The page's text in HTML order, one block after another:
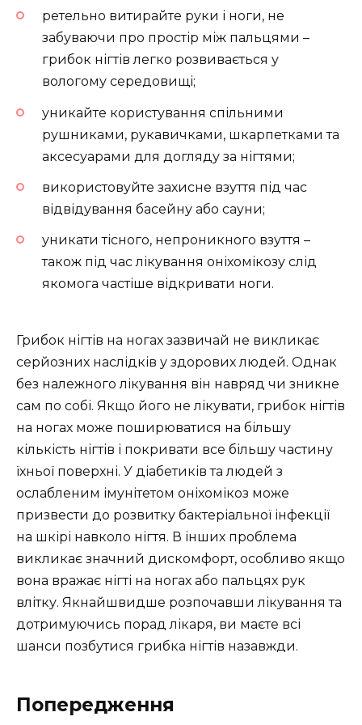
ретельно витирайте руки і ноги, не
забуваючи про простір між пальцями –
грибок нігтів легко розвивається у
вологому середовищі;
уникайте користування спільними
рушниками, рукавичками, шкарпетками та
аксесуарами для догляду за нігтями;
використовуйте захисне взуття під час
відвідування басейну або сауни;
уникати тісного, непроникного взуття –
також під час лікування оніхомікозу слід
якомога частіше відкривати ноги.
Грибок нігтів на ногах зазвичай не викликає
серйозних наслідків у здорових людей. Однак
без належного лікування він навряд чи зникне
сам по собі. Якщо його не лікувати, грибок нігтів
на ногах може поширюватися на більшу
кількість нігтів і покривати все більшу частину
їхньої поверхні. У діабетиків та людей з
ослабленим імунітетом оніхомікоз може
призвести до розвитку бактеріальної інфекції
на шкірі навколо нігтя. В інших проблема
викликає значний дискомфорт, особливо якщо
вона вражає нігті на ногах або пальцях рук
влітку. Якнайшвидше розпочавши лікування та
дотримуючись порад лікаря, ви маєте всі
шанси позбутися грибка нігтів назавжди.
Попередження